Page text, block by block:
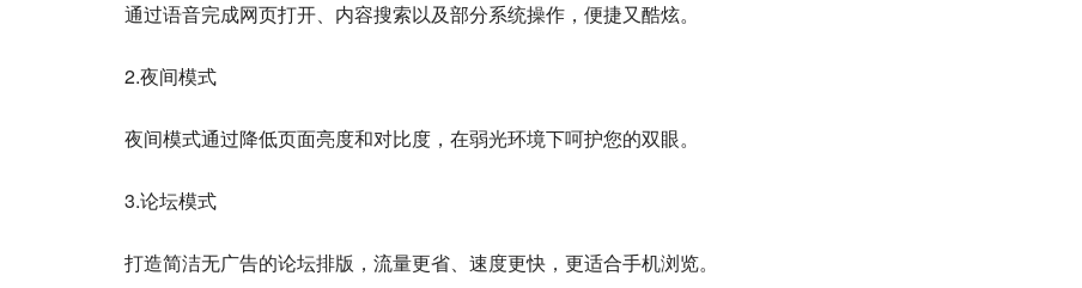
通过语音完成网页打开、内容搜索以及部分系统操作，便捷又酷炫。
2.夜间模式
夜间模式通过降低页面亮度和对比度，在弱光环境下呵护您的双眼。
3.论坛模式
打造简洁无广告的论坛排版，流量更省、速度更快，更适合手机浏览。